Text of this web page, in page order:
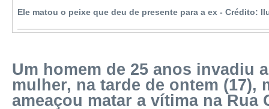
Ele matou o peixe que deu de presente para a ex - Crédito:
Um homem de 25 anos invadiu
mulher, na tarde de ontem (17),
ameaçou matar a vítima na Rua